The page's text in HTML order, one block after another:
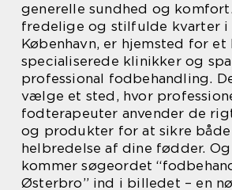
generelle sundhed og
fredelige og stilfulde kvarter i
København, er hjemsted for et
specialiserede klinikker og
professional fodbehandling.
vælge et sted, hvor
fodterapeuter anvender de
og produkter for at sikre
helbredelse af dine fødder.
kommer søgeordet
Østerbro” ind i billedet – en